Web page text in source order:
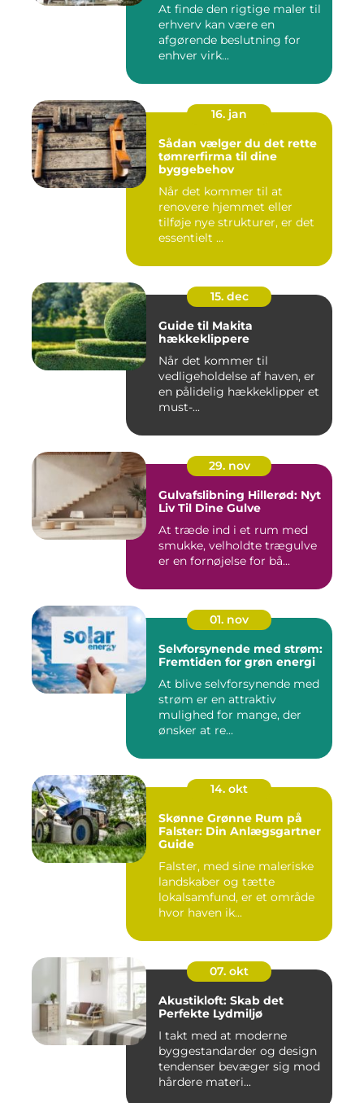
At finde den rigtige maler til
erhverv kan være en
afgørende beslutning for
enhver virk...
16. jan
Sådan vælger du det rette
tømrerfirma til dine
byggebehov
Når det kommer til at
renovere hjemmet eller
tilføje nye strukturer, er det
essentielt ...
15. dec
Guide til Makita
hækkeklippere
Når det kommer til
vedligeholdelse af haven, er
en pålidelig hækkeklipper et
must-...
29. nov
Gulvafslibning Hillerød: Nyt
Liv Til Dine Gulve
At træde ind i et rum med
smukke, velholdte trægulve
er en fornøjelse for bå...
01. nov
Selvforsynende med strøm:
Fremtiden for grøn energi
At blive selvforsynende med
strøm er en attraktiv
mulighed for mange, der
ønsker at re...
14. okt
Skønne Grønne Rum på
Falster: Din Anlægsgartner
Guide
Falster, med sine maleriske
landskaber og tætte
lokalsamfund, er et område
hvor haven ik...
07. okt
Akustikloft: Skab det
Perfekte Lydmiljø
I takt med at moderne
byggestandarder og design
tendenser bevæger sig mod
hårdere materi...